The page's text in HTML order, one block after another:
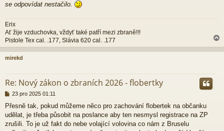
se odpovídat nestačilo.
Erix
Ať žije vzduchovka, vždyť také patří mezi zbraně!!!
Pistole Tex cal. .177, Slávia 620 cal. .177
a
h
mirekd
Re: Nový zákon o zbraních 2026 - flobertky
P
í
s
p
23 pro 2025 01:11
Přesně tak, pokud můžeme něco pro zachování flobertek na občanku
udělat, je třeba působit na poslance aby ten nesmysl registrace na ZP
zrušili. To je už fakt do nebe volající volovina co nám z Bruselu